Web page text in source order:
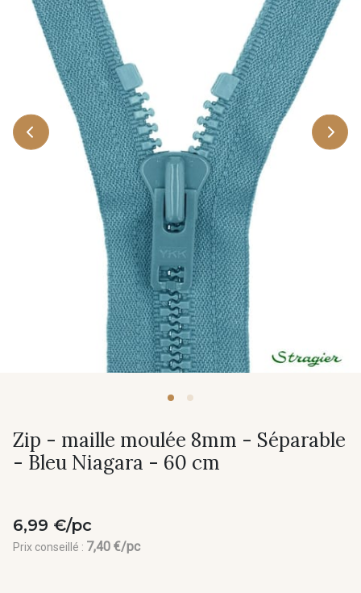
Zip - maille moulée 8mm - Séparable
- Bleu Niagara - 60 cm
6,99 €/pc
Prix conseillé : 7,40 €/pc